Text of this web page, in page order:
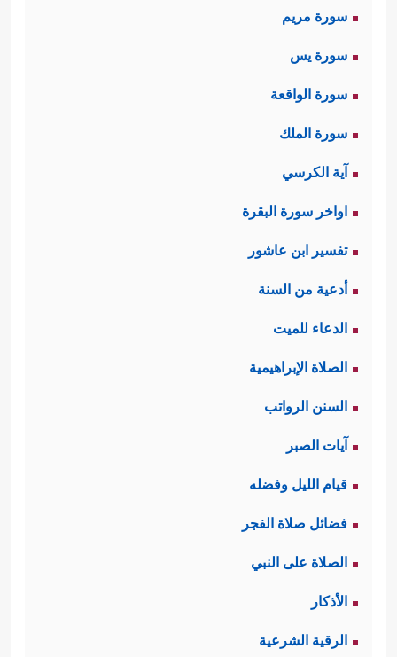
سورة مريم
سورة يس
سورة الواقعة
سورة الملك
آية الكرسي
اواخر سورة البقرة
تفسير ابن عاشور
أدعية من السنة
الدعاء للميت
الصلاة الإبراهيمية
السنن الرواتب
آيات الصبر
قيام الليل وفضله
فضائل صلاة الفجر
الصلاة على النبي
الأذكار
الرقية الشرعية